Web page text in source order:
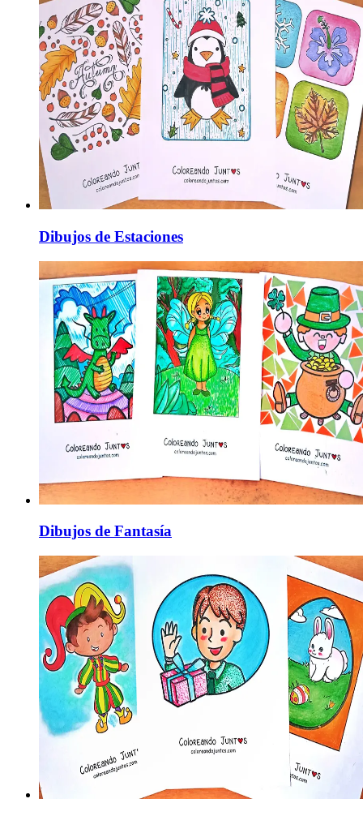
Dibujos de Estaciones
Dibujos de Fantasía